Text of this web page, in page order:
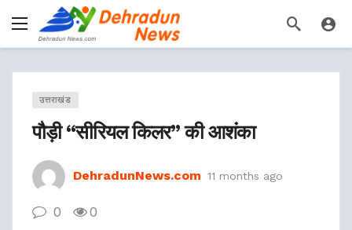
उत्तराखंड
पौड़ी “सीरियल किलर” की आशंका
DehradunNews.com 11 months ago
0 0